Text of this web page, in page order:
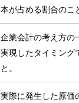
本が占める割合のこ
企業会計の考え方の
実現したタイミング
と。
実際に発生した原価